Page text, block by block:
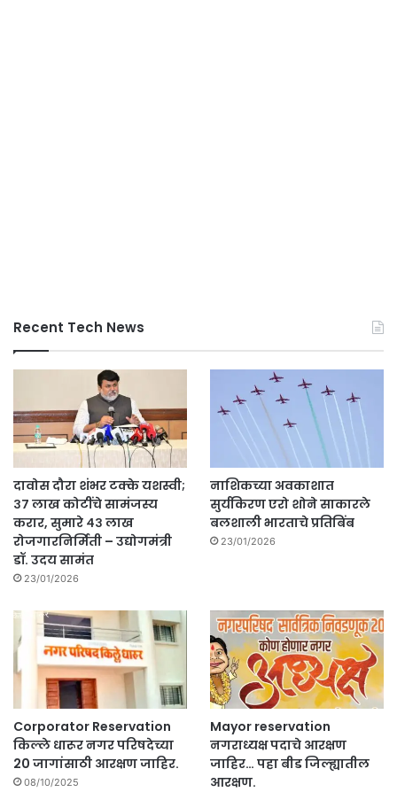
Recent Tech News
दावोस दौरा शंभर टक्के यशस्वी;
३७ लाख कोटींचे सामंजस्य
करार, सुमारे ४३ लाख
रोजगारनिर्मिती – उद्योगमंत्री
डॉ. उदय सामंत
23/01/2026
नाशिकच्या अवकाशात
सुर्यकिरण एरो शोने साकारले
बलशाली भारताचे प्रतिबिंब
23/01/2026
Corporator Reservation
किल्ले धारूर नगर परिषदेच्या
20 जागांसाठी आरक्षण जाहिर.
08/10/2025
Mayor reservation
नगराध्यक्ष पदाचे आरक्षण
जाहिर… पहा बीड जिल्ह्यातील
आरक्षण.